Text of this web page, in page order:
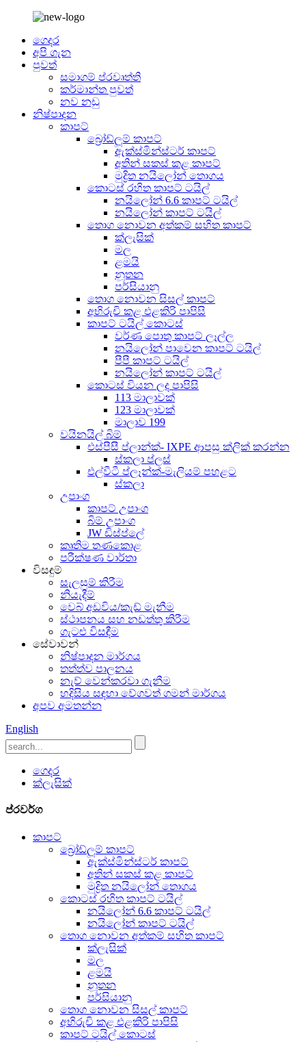
ගෙදර
අපි ගැන
පුවත්
සමාගම් ප්රවෘත්ති
කර්මාන්ත පුවත්
නව නඩු
නිෂ්පාදන
කාපට්
බ්‍රෝඩ්ලූම් කාපට්
ඇක්ස්මින්ස්ටර් කාපට්
අතින් සකස් කළ කාපට්
මුද්‍රිත නයිලෝන් තොගය
කොටස් රහිත කාපට් ටයිල්
නයිලෝන් 6.6 කාපට් ටයිල්
නයිලෝන් කාපට් ටයිල්
තොග නොවන අත්කම් සහිත කාපට්
ක්ලැසික්
මල
ළමයි
නූතන
පර්සියානු
තොග නොවන සිසල් කාපට්
අභිරුචි කළ එළකිරි පාපිසි
කාපට් ටයිල් කොටස්
වර්ණ පොතු කාපට් ලෑල්ල
නයිලෝන් පාවෙන කාපට් ටයිල්
පීපී කාපට් ටයිල්
නයිලෝන් කාපට් ටයිල්
කොටස් වියන ලද පාපිසි
113 මාලාවක්
123 මාලාවක්
මාලාව 199
වයිනයිල් බිම්
එස්පීසී ප්ලාන්ක්- IXPE ආපසු ක්ලික් කරන්න
ස්කලා ප්ලස්
එල්වීටී ප්ලෑන්ක්-මැලියම් පහළට
ස්කලා
උපාංග
කාපට් උපාංග
බිම් උපාංග
JW ඩිස්ප්ලේ
කෘතිම තණකොළ
පරීක්ෂණ වාර්තා
විසඳුම්
සැලසුම් කිරීම
නියැදීම්
වෙබ් අඩවිය/කැඩ් මැනීම
ස්ථාපනය සහ නඩත්තු කිරීම
ගැටළු විසඳීම
සේවාවන්
නිෂ්පාදන මාර්ගය
තත්ත්ව පාලනය
නැව් වෙන්කරවා ගැනීම
හදිසිය සඳහා වේගවත් ගමන් මාර්ගය
අපව අමතන්න
English
ගෙදර
ක්ලැසික්
ප්රවර්ග
කාපට්
බ්‍රෝඩ්ලූම් කාපට්
ඇක්ස්මින්ස්ටර් කාපට්
අතින් සකස් කළ කාපට්
මුද්‍රිත නයිලෝන් තොගය
කොටස් රහිත කාපට් ටයිල්
නයිලෝන් 6.6 කාපට් ටයිල්
නයිලෝන් කාපට් ටයිල්
තොග නොවන අත්කම් සහිත කාපට්
ක්ලැසික්
මල
ළමයි
නූතන
පර්සියානු
තොග නොවන සිසල් කාපට්
අභිරුචි කළ එළකිරි පාපිසි
කාපට් ටයිල් කොටස්